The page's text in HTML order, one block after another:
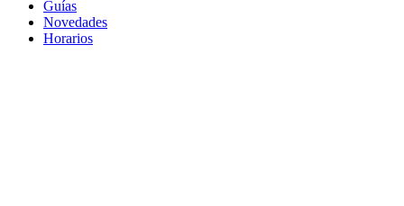
Guías
Novedades
Horarios